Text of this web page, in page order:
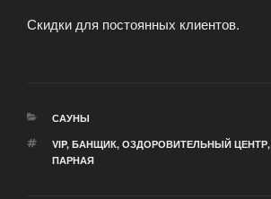
Скидки для постоянных клиентов.
РУБРИКИ
САУНЫ
МЕТКИ
VIP, БАНЩИК, ОЗДОРОВИТЕЛЬНЫЙ ЦЕНТР,
ПАРНАЯ